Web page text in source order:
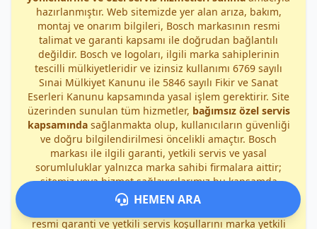
hazırlanmıştır. Web sitemizde yer alan arıza, bakım,
montaj ve onarım bilgileri, Bosch markasının resmi
talimat ve garanti kapsamı ile doğrudan bağlantılı
değildir. Bosch ve logoları, ilgili marka sahiplerinin
tescilli mülkiyetleridir ve izinsiz kullanımı 6769 sayılı
Sınai Mülkiyet Kanunu ile 5846 sayılı Fikir ve Sanat
Eserleri Kanunu kapsamında yasal işlem gerektirir. Site
üzerinden sunulan tüm hizmetler, bağımsız özel servis
kapsamındasağlanmakta olup, kullanıcıların güvenliği
ve doğru bilgilendirilmesi öncelikli amaçtır. Bosch
markası ile ilgili garanti, yetkili servis ve yasal
sorumluluklar yalnızca marka sahibi firmalara aittir;
sitemiz veya hizmet sağlayıcılarımız bu kapsamda
sorumluluk kabul etmez. Herhangi bir yanlış anlaşılmayı
önlemek amacıyla, kullanıcılarımıza Bosch ürünlerinin
resmi garanti ve yetkili servis koşullarını marka yetkili
HEMEN ARA